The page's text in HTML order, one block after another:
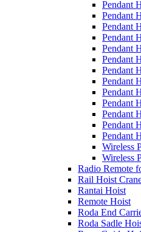
Pendant
Pendant
Pendant
Pendant
Pendant
Pendant
Pendant
Pendant
Pendant
Pendant
Pendant
Pendant
Pendant
Wireless
Wireless
Radio Remote
Rail Hoist
Rantai Hoist
Remote Hoist
Roda End
Roda Sadle